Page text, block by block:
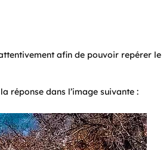
afin de pouvoir repérer le
réponse dans l’image suivante :